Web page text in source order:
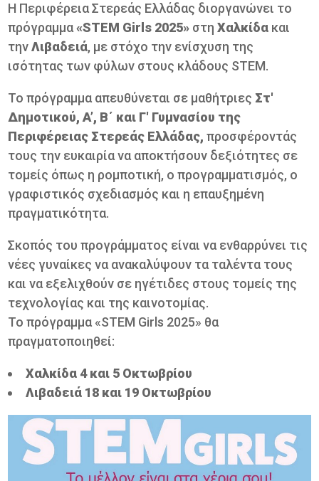
Η Περιφέρεια Στερεάς Ελλάδας διοργανώνει το
πρόγραμμα«STEM Girls 2025» στηΧαλκίδα και
τηνΛιβαδειά, με στόχο την ενίσχυση της
ισότητας των φύλων στους κλάδους STEM.
Το πρόγραμμα απευθύνεται σε μαθήτριεςΣτ'
Δημοτικού, A’, Β΄ και Γ' Γυμνασίου της
Περιφέρειας Στερεάς Ελλάδας, προσφέροντάς
τους την ευκαιρία να αποκτήσουν δεξιότητες σε
τομείς όπως η ρομποτική, ο προγραμματισμός, ο
γραφιστικός σχεδιασμός και η επαυξημένη
πραγματικότητα.
Σκοπός του προγράμματος είναι να ενθαρρύνει τις
νέες γυναίκες να ανακαλύψουν τα ταλέντα τους
και να εξελιχθούν σε ηγέτιδες στους τομείς της
τεχνολογίας και της καινοτομίας.
Το πρόγραμμα «STEM Girls 2025» θα
πραγματοποιηθεί:
Χαλκίδα 4 και 5 Οκτωβρίου
Λιβαδειά 18 και 19 Οκτωβρίου